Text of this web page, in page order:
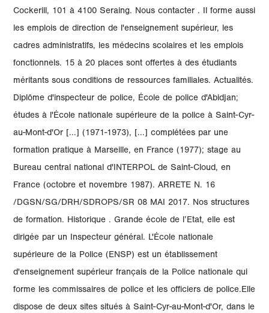
Cockerill, 101 à 4100 Seraing. Nous contacter . Il forme aussi
les emplois de direction de l'enseignement supérieur, les
cadres administratifs, les médecins scolaires et les emplois
fonctionnels. 15 à 20 places sont offertes à des étudiants
méritants sous conditions de ressources familiales. Actualités.
Diplôme d'inspecteur de police, École de police d'Abidjan;
études à l'École nationale supérieure de la police à Saint-Cyr-
au-Mont-d'Or [...] (1971-1973), [...] complétées par une
formation pratique à Marseille, en France (1977); stage au
Bureau central national d'INTERPOL de Saint-Cloud, en
France (octobre et novembre 1987). ARRETE N. 16
/DGSN/SG/DRH/SDROPS/SR 08 MAI 2017. Nos structures
de formation. Historique . Grande école de l’Etat, elle est
dirigée par un Inspecteur général. L'École nationale
supérieure de la Police (ENSP) est un établissement
d'enseignement supérieur français de la Police nationale qui
forme les commissaires de police et les officiers de police.Elle
dispose de deux sites situés à Saint-Cyr-au-Mont-d'Or, dans le